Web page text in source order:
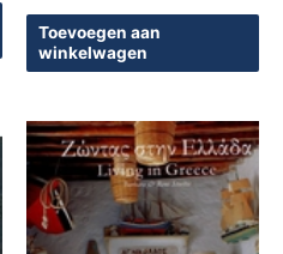
Toevoegen aan
winkelwagen